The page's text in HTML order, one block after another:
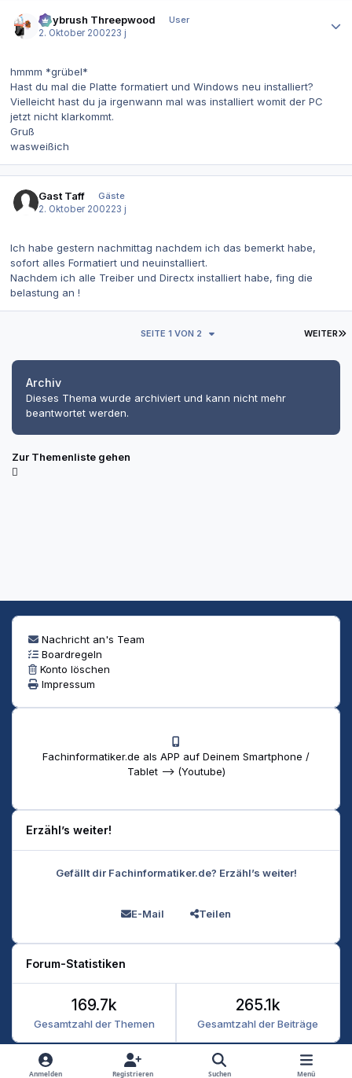
Guybrush Threepwood
User
2. Oktober 200223 j
hmmm *grübel*
Hast du mal die Platte formatiert und Windows neu installiert?
Vielleicht hast du ja irgenwann mal was installiert womit der PC
jetzt nicht klarkommt.
Gruß
wasweißich
Gast Taff
Gäste
2. Oktober 200223 j
Ich habe gestern nachmittag nachdem ich das bemerkt habe,
sofort alles Formatiert und neuinstalliert.
Nachdem ich alle Treiber und Directx installiert habe, fing die
belastung an !
WEITER
SEITE 1 VON 2
Archiv
Dieses Thema wurde archiviert und kann nicht mehr
beantwortet werden.
Zur Themenliste gehen
Nachricht an's Team
Boardregeln
Konto löschen
Impressum
Fachinformatiker.de als APP auf Deinem Smartphone /
Tablet --> (Youtube)
Erzähl’s weiter!
Gefällt dir Fachinformatiker.de? Erzähl’s weiter!
E-Mail Teilen
Forum-Statistiken
Gesamtzahl der Themen
169.7k
Gesamtzahl der Beiträge
265.1k
Heller Modus
Dunkler Modus
Systemeinstellung
Anmelden Registrieren Suchen Menü